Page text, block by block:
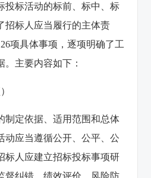
投标活动的标前、标中、标
招标人应当履行的主体责
项具体事项，逐项明确了工
主要内容如下：
制定依据、适用范围和总体
动应当遵循公开、公平、公
标人应建立招标投标事项研
督纠错、绩效评价、风险防